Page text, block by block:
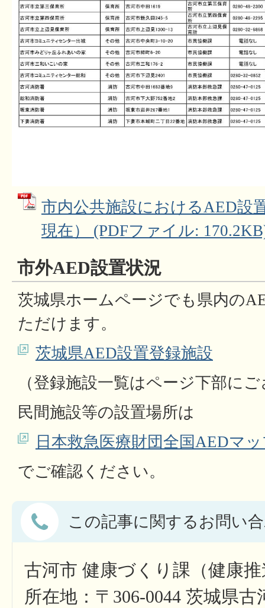
市内公共施設におけるAED設
現在） (PDFファイル:
市外AED設置状況
茨城県ホームページでも県内の
ただけます。
茨城県AED設置登録施設
（登録施設一覧はページ下部に
民間施設等の設置場所は
日本救急医療財団全国AEDマ
でご確認ください。
この記事に関するお問い
古河市 健康づくり課（健康
所在地：〒306-0044 茨城県